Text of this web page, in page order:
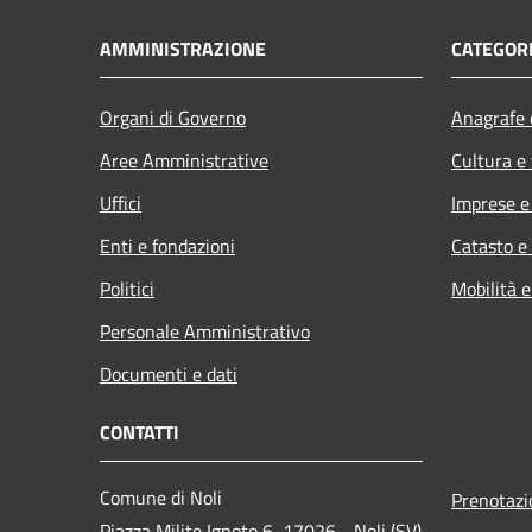
AMMINISTRAZIONE
Organi di Governo
Aree Amministrative
Uffici
Enti e fondazioni
Politici
Personale Amministrativo
Documenti e dati
Cultura
Imprese
Catasto
Mobilità
CONTATTI
Comune di Noli